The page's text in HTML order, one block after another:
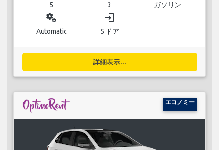
5 3 ガソリン
miscellaneous_services
Automatic
login
5 ドア
詳細表示...
エコノミー